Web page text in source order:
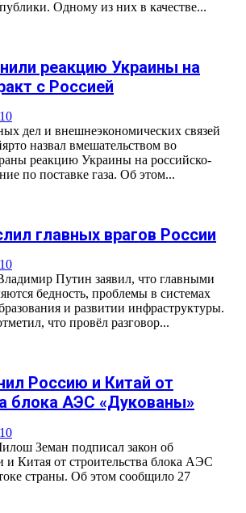
Одному из них в качестве...
реакцию Украины на
с Россией
0
дел и внешнеэкономических связей
назвал вмешательством во
реакцию Украины на российско-
по поставке газа. Об этом...
главных врагов России
0
Путин заявил, что главными
бедность, проблемы в системах
и развитии инфраструктуры.
что провёл разговор...
Россию и Китай от
блока АЭС «Дукованы»
0
Земан подписал закон об
и Китая от строительства блока АЭС
страны. Об этом сообщило 27